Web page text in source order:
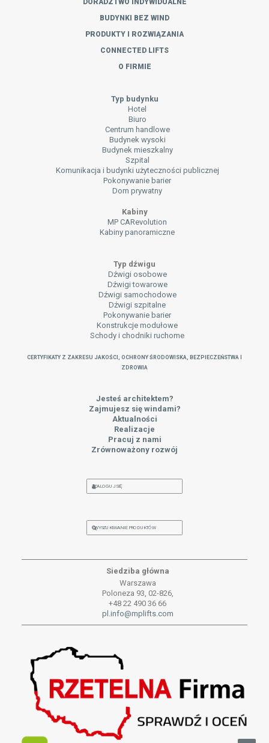
DORADZTWO INDYWIDUALNE
BUDYNKI BEZ WIND
PRODUKTY I ROZWIĄZANIA
CONNECTED LIFTS
O FIRMIE
Typ budynku
Hotel
Biuro
Centrum handlowe
Budynek wysoki
Budynek mieszkalny
Szpital
Komunikacja i budynki użyteczności publicznej
Pokonywanie barier
Dom prywatny
Kabiny
MP CARevolution
Kabiny panoramiczne
Typ dźwigu
Dźwigi osobowe
Dźwigi towarowe
Dźwigi samochodowe
Dźwigi szpitalne
Pokonywanie barier
Konstrukcje modułowe
Schody i chodniki ruchome
CERTYFIKATY Z ZAKRESU JAKOŚCI, OCHRONY ŚRODOWISKA, BEZPIECZEŃSTWA I
ZDROWIA
Jesteś architektem?
Zajmujesz się windami?
Aktualności
Realizacje
Pracuj z nami
Zrównoważony rozwój
ZALOGUJ SIĘ
WYSZUKIWANIE PRODUKTÓW
Siedziba główna
Warszawa
Poloneza 93, 02-826,
+48 22 490 36 66
pl.info@mplifts.com